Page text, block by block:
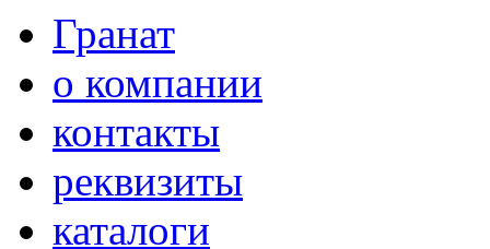
Гранат
о компании
контакты
реквизиты
каталоги